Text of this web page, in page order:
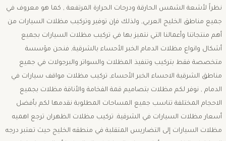
نظراً لأشعة الشمس الحارقة ودرحات الحرارة المرتفعة , كما هو معروف في
جميع مناطق الخليج العربي, ولذلك فإن توفير وتركيب مظلات السيارات من
أهم منتجاتنا وأعمالنا التي نتميز بها في تركيب مظلات السيارات بجميع
أشكال وانواع مظلات الدمام الخبر الأحساء بالشرقية, فنحن مؤسسة
متخصصة فقط بتركيب وتنفيذ المظلات والسواتر والبرجولات في جميع
مناطق الشرقية الاحساء الخبر الأحساء, تركيب مظلات مواقف سيارات في
الدمام , نوفر لكم مظلات بتصاميم قمة الفخامة والأناقة مظلات بجميع
الاحجام المختلفة تناسب جميع المساحات المطلوبة نقدمها لكم بأفضل
أسعار مظلات السيارات في الشرقية. تركيب مظلات الظهران ترجع اهميه
مظلات السيارات إلى التضاريس المتقلبة في منطقه الخليج حيث تعتبر درجه